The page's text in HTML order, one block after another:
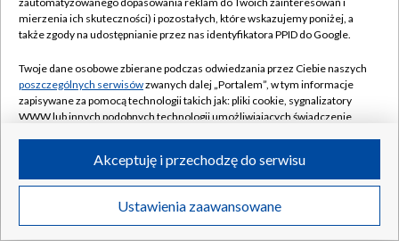
mierzenia ich skuteczności) i pozostałych, które wskazujemy poniżej, a
także zgody na udostępnianie przez nas identyfikatora PPID do Google.
Twoje dane osobowe zbierane podczas odwiedzania przez Ciebie naszych
poszczególnych serwisówzwanych dalej „Portalem”, w tym informacje
zapisywane za pomocą technologii takich jak: pliki cookie, sygnalizatory
WWW lub innych podobnych technologii umożliwiających świadczenie
ruchu w Internecie.
Twoje dane osobowe zbierane podczas odwiedzania przez Ciebie
poszczególnych serwisówna Portalu, takie jak adresy IP, identyfikatory
Ustawienia zaawansowane
Akceptuję i przechodzę do serwisu